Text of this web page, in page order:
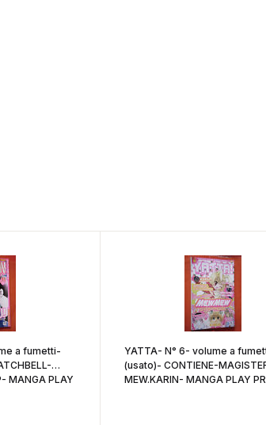
a fumetti-
MANGA PLAY
YATTA- N° 6- volume a
(usato)- CONTIENE-
MEW.KARIN- MANGA PLAY